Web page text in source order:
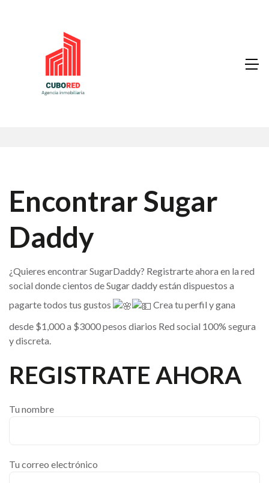
Encontrar Sugar
Daddy
¿Quieres encontrar SugarDaddy? Registrarte ahora en la red
social donde cientos de Sugar daddy están dispuestos a
pagarte todos tus gustos
Crea tu perfil y gana
desde $1,000 a $3000 pesos diarios Red social 100% segura
y discreta.
REGISTRATE AHORA
Tu nombre
Tu correo electrónico